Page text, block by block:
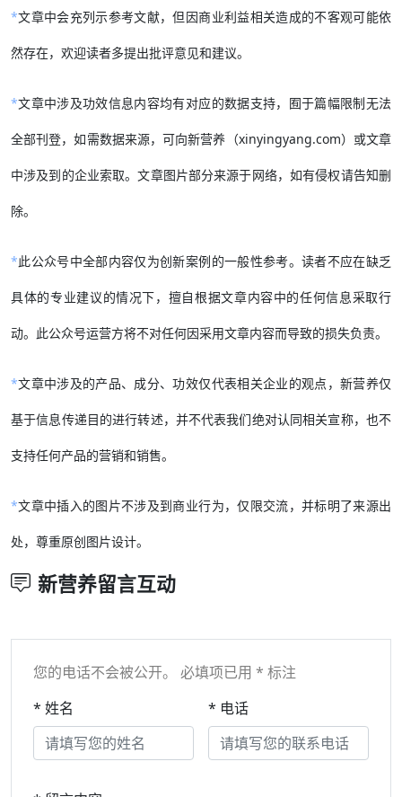
*文章中会充列示参考文献，但因商业利益相关造成的不客观可能依
然存在，欢迎读者多提出批评意见和建议。
*文章中涉及功效信息内容均有对应的数据支持，囿于篇幅限制无法
全部刊登，如需数据来源，可向新营养（xinyingyang.com）或文章
中涉及到的企业索取。文章图片部分来源于网络，如有侵权请告知删
除。
*此公众号中全部内容仅为创新案例的一般性参考。读者不应在缺乏
具体的专业建议的情况下，擅自根据文章内容中的任何信息采取行
动。此公众号运营方将不对任何因采用文章内容而导致的损失负责。
*文章中涉及的产品、成分、功效仅代表相关企业的观点，新营养仅
基于信息传递目的进行转述，并不代表我们绝对认同相关宣称，也不
支持任何产品的营销和销售。
*文章中插入的图片不涉及到商业行为，仅限交流，并标明了来源出
处，尊重原创图片设计。
新营养留言互动
您的电话不会被公开。 必填项已用 * 标注
* 姓名
* 电话